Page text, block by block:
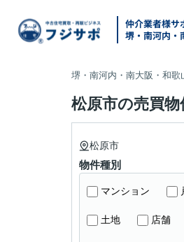
仲介業者様サ
堺・南河内・
堺・南河内・南大阪・和
松原市の売買物
松原市
物件種別
マンション
土地 店舗